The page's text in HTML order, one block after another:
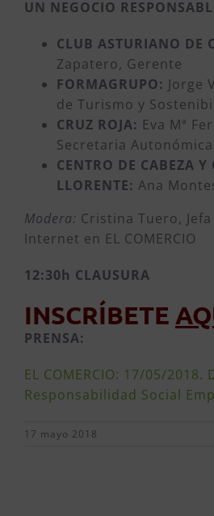
UN NEGOCIO
CLUB ASTURIANO DE
Zapatero, Gerente
FORMAGRUPO: Jorge
de Turismo y
CRUZ ROJA: Eva Mª
Secretaria Autonómica
CENTRO DE CABEZA Y
LLORENTE: Ana
Modera: Cristina Tuero,
Internet en EL COMERCIO
12:30h CLAUSURA
INSCRÍBETE
PRENSA:
EL COMERCIO: 17/05/
Responsabilidad Social
17 mayo 2018